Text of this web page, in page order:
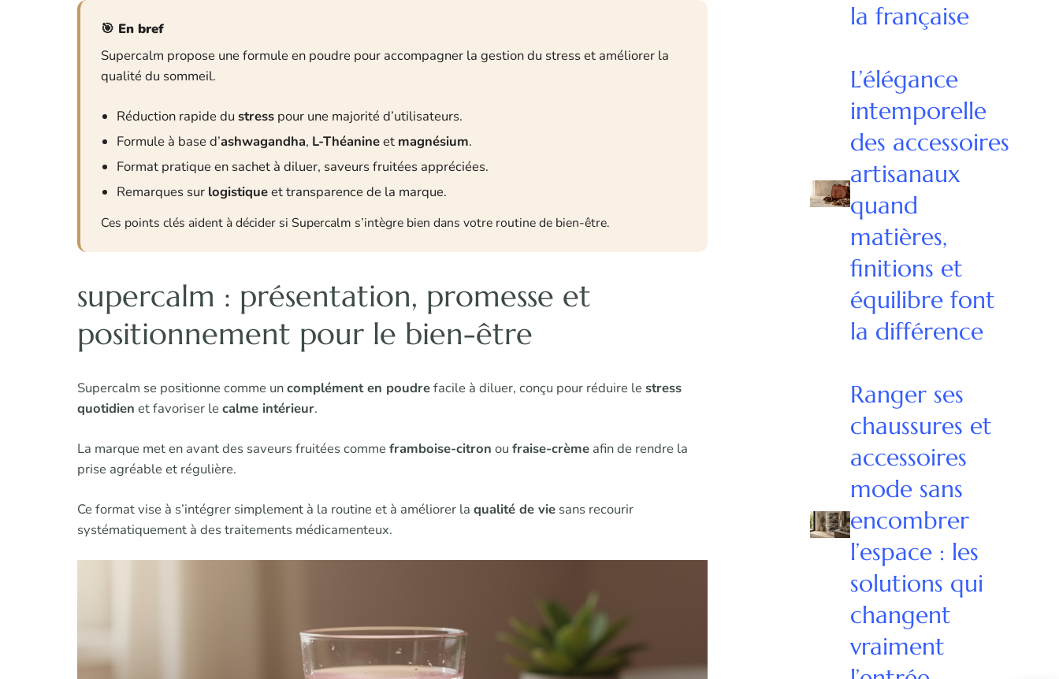
En bref
Supercalm propose une formule en poudre pour accompagner la gestion du stress et améliorer la
qualité du sommeil.
Réduction rapide du stress pour une majorité d’utilisateurs.
Formule à base d’ashwagandha, L-Théanineet magnésium.
Format pratique en sachet à diluer, saveurs fruitées appréciées.
Remarques sur logistiqueet transparence de la marque.
Ces points clés aident à décider si Supercalm s’intègre bien dans votre routine de bien-être.
supercalm : présentation, promesse et
positionnement pour le bien-être
Supercalm se positionne comme uncomplément en poudrefacile à diluer, conçu pour réduire le stress
quotidien et favoriser le calme intérieur.
La marque met en avant des saveurs fruitées comme framboise-citron ou fraise-crème afin de rendre la
prise agréable et régulière.
Ce format vise à s’intégrer simplement à la routine et à améliorer la qualité de vie sans recourir
systématiquement à des traitements médicamenteux.
la française
L’élégance
intemporelle
des accessoires
artisanaux
quand
matières,
finitions et
équilibre font
la différence
Ranger ses
chaussures et
accessoires
mode sans
encombrer
l’espace : les
solutions qui
changent
vraiment